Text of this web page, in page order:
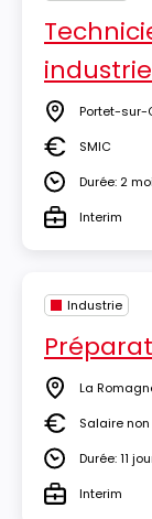
Lieu Portet-sur-
Salaire
SMIC
DuréeDurée: 2
TypeInterim
Industrie
Lieu La
SalaireSalaire
DuréeDurée: 11
TypeInterim